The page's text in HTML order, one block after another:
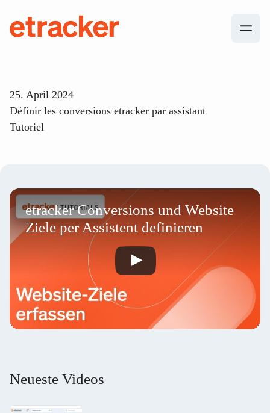
25. April 2024
Définir les conversions etracker par assistant
Tutoriel
etracker Conversions und Website
Ziele per Assistent definieren
Neueste Videos